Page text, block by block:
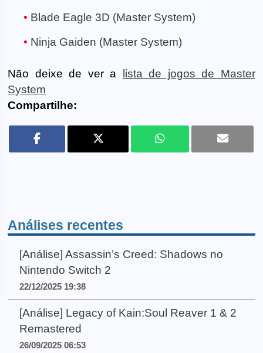
Blade Eagle 3D (Master System)
Ninja Gaiden (Master System)
Não deixe de ver a
lista de jogos de Master
System
Compartilhe:
Análises recentes
[Análise] Assassin’s Creed: Shadows no
Nintendo Switch 2
22/12/2025 19:38
[Análise] Legacy of Kain:Soul Reaver 1 & 2
Remastered
26/09/2025 06:53